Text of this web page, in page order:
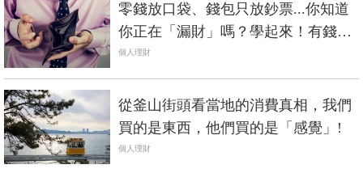
零錢放口袋、錢包只放鈔票...你知道
你正在「漏財」嗎？學起來！有錢人
的錢包分類法
個人理財
從釜山街頭看當地的消費真相，我們
買的是東西，他們買的是「感覺」!
個人理財